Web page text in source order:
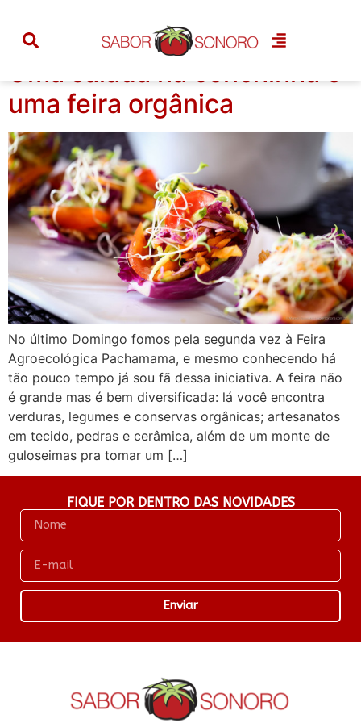
Tag: abobrinha
Uma salada na conchinha e
uma feira orgânica
No último Domingo fomos pela segunda vez à Feira
Agroecológica Pachamama, e mesmo conhecendo há
tão pouco tempo já sou fã dessa iniciativa. A feira não
é grande mas é bem diversificada: lá você encontra
verduras, legumes e conservas orgânicas; artesanatos
em tecido, pedras e cerâmica, além de um monte de
guloseimas pra tomar um […]
FIQUE POR DENTRO DAS NOVIDADES
Enviar